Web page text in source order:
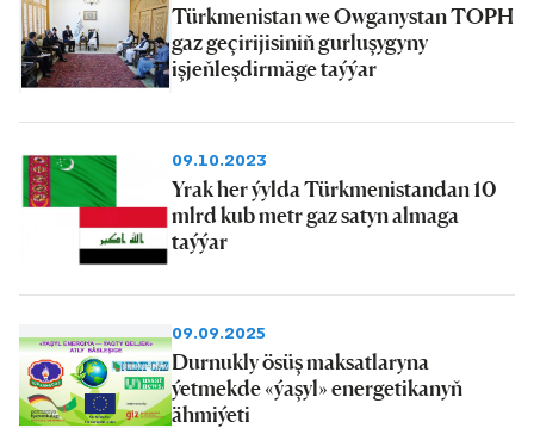
Türkmenistan we Owganystan TOPH
gaz geçirijisiniň gurluşygyny
işjeňleşdirmäge taýýar
09.10.2023
Yrak her ýylda Türkmenistandan 10
mlrd kub metr gaz satyn almaga
taýýar
09.09.2025
Durnukly ösüş maksatlaryna
ýetmekde «ýaşyl» energetikanyň
ähmiýeti